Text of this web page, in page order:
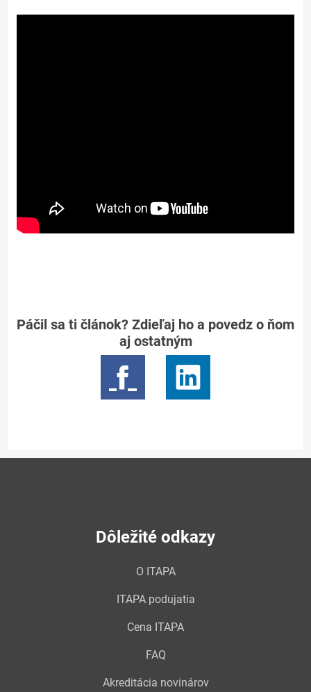
Páčil sa ti článok? Zdieľaj ho a povedz o ňom
aj ostatným
Dôležité odkazy
O ITAPA
ITAPA podujatia
Cena ITAPA
FAQ
Akreditácia novinárov